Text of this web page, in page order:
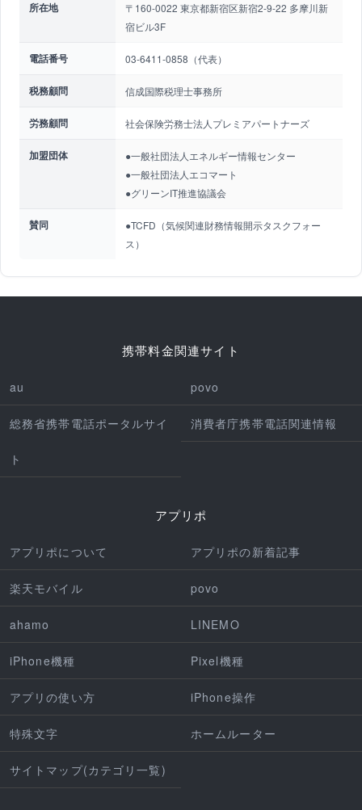
所在地
〒160-0022 東京都新宿区新宿2-9-22 多摩川新
宿ビル3F
電話番号 03-6411-0858（代表）
税務顧問 信成国際税理士事務所
労務顧問 社会保険労務士法人プレミアパートナーズ
加盟団体
●一般社団法人エネルギー情報センター
●一般社団法人エコマート
●グリーンIT推進協議会
賛同
●TCFD（気候関連財務情報開示タスクフォー
ス）
携帯料金関連サイト
au povo
総務省携帯電話ポータルサイ
ト
消費者庁携帯電話関連情報
アプリポ
アプリポについて アプリポの新着記事
楽天モバイル povo
ahamo LINEMO
iPhone機種 Pixel機種
アプリの使い方 iPhone操作
特殊文字 ホームルーター
サイトマップ(カテゴリ一覧)